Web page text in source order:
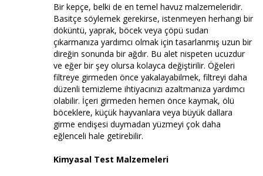
Bir kepçe, belki de en temel havuz malzemeleridir.
Basitçe söylemek gerekirse, istenmeyen herhangi bir
döküntü, yaprak, böcek veya çöpü sudan
çıkarmanıza yardımcı olmak için tasarlanmış uzun bir
direğin sonunda bir ağdır. Bu alet nispeten ucuzdur
ve eğer bir şey olursa kolayca değiştirilir. Öğeleri
filtreye girmeden önce yakalayabilmek, filtreyi daha
düzenli temizleme ihtiyacınızı azaltmanıza yardımcı
olabilir. İçeri girmeden hemen önce kaymak, ölü
böceklere, küçük hayvanlara veya büyük dallara
girme endişesi duymadan yüzmeyi çok daha
eğlenceli hale getirebilir.
Kimyasal Test Malzemeleri